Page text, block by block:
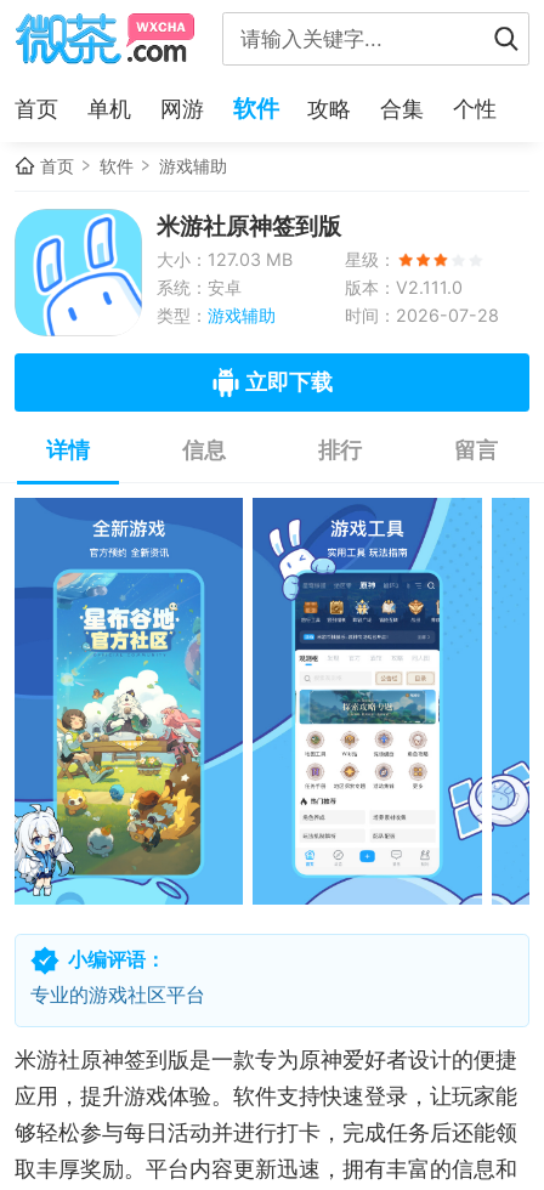
首页 单机 网游 软件 攻略 合集 个性
首页 软件 游戏辅助
米游社原神签到版
大小：127.03 MB
星级：
系统：安卓
版本：V2.111.0
类型： 游戏辅助 时间：2026-07-28
立即下载
详情 信息 排行 留言
小编评语：
专业的游戏社区平台
米游社原神签到版是一款专为原神爱好者设计的便捷
应用，提升游戏体验。软件支持快速登录，让玩家能
够轻松参与每日活动并进行打卡，完成任务后还能领
取丰厚奖励。平台内容更新迅速，拥有丰富的信息和